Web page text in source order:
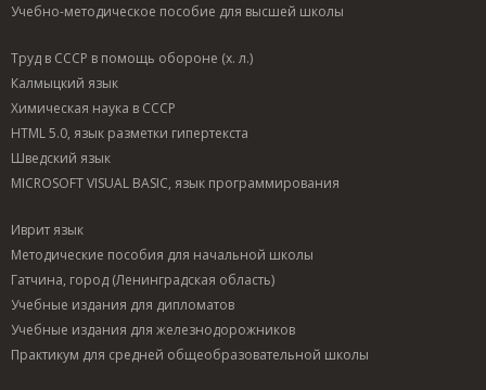
Учебно-методическое пособие для высшей школы
Труд в СССР в помощь обороне (х. л.)
Калмыцкий язык
Химическая наука в СССР
HTML 5.0, язык разметки гипертекста
Шведский язык
MICROSOFT VISUAL BASIC, язык программирования
Иврит язык
Методические пособия для начальной школы
Гатчина, город (Ленинградская область)
Учебные издания для дипломатов
Учебные издания для железнодорожников
Практикум для средней общеобразовательной школы